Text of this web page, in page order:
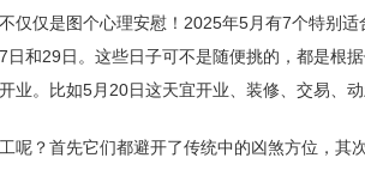
仅仅是图个心理安慰！2025年5月有7个特别
日和29日。这些日子可不是随便挑的，都是根
业。比如5月20日这天宜开业、装修、交易、
呢？首先它们都避开了传统中的凶煞方位，其